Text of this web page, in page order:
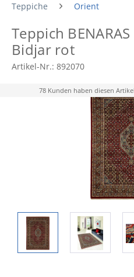
Teppiche Orient
Teppich BENARAS
Bidjar rot
Artikel-Nr.: 892070
78 Kunden haben diesen